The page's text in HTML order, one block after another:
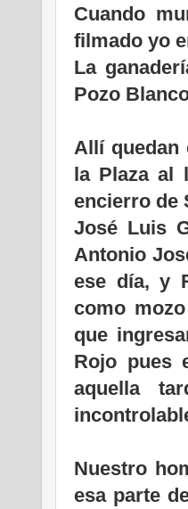
Cuando
filmado yo
La
Pozo
Allí quedan
la Plaza al
encierro de
José Luis
Antonio
ese día, y
como
que
Rojo pues
aquella
Nuestro
esa parte